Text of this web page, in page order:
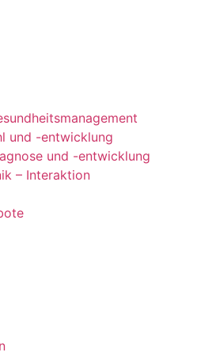
und -entwicklung
und -entwicklung
– Interaktion